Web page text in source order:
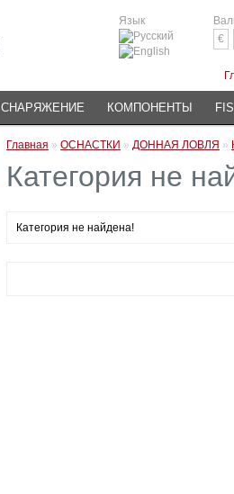
Язык
€
СНАРЯЖЕНИЕ КОМПОНЕНТЫ
Главная » ОСНАСТКИ » ДОННАЯ ЛОВЛЯ »
Категория не
Категория не найдена!